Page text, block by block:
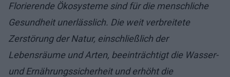
Florierende Ökosysteme sind für die menschliche
Gesundheit unerlässlich. Die weit verbreitete
Zerstörung der Natur, einschließlich der
Lebensräume und Arten, beeinträchtigt die Wasser-
und Ernährungssicherheit und erhöht die